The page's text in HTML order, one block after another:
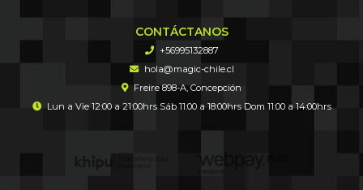
CONTÁCTANOS
+56995132887
hola@magic-chile.cl
Freire 898-A, Concepción
Lun a Vie 12:00 a 21:00hrs Sáb 11:00 a 18:00hrs Dom 11:00 a 14:00hrs